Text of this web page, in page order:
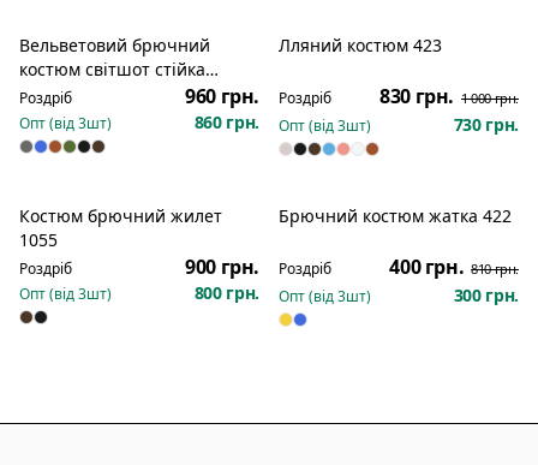
Вельветовий брючний
костюм світшот стійка
змійка джогери 1080
Роздріб 960 грн.
Опт (від3шт) 860 грн.
Лляний костюм 423
Роздріб 830 грн. 1 000 грн.
Опт (від3шт) 730 грн.
Новинка
Костюм брючний жилет
1055
Роздріб 900 грн.
Опт (від3шт) 800 грн.
Брючний костюм жатка 422
Роздріб 400 грн. 810 грн.
Опт (від3шт) 300 грн.